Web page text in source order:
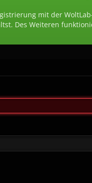
mit der
Des Weiteren